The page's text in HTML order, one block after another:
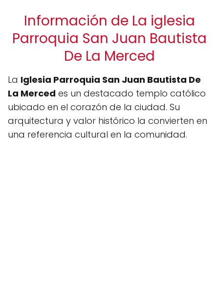
Información de La iglesia
Parroquia San Juan Bautista
De La Merced
La Iglesia Parroquia San Juan Bautista De
La Merced es un destacado templo católico
ubicado en el corazón de la ciudad. Su
arquitectura y valor histórico la convierten en
una referencia cultural en la comunidad.